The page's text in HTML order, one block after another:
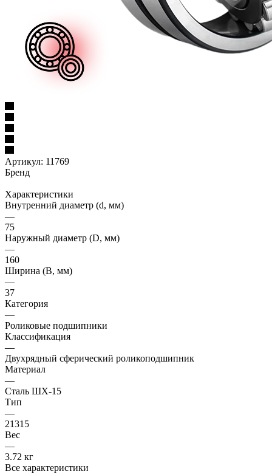
Артикул: 11769
Бренд
Характеристики
Внутренний диаметр (d, мм)
—
75
Наружный диаметр (D, мм)
—
160
Ширина (B, мм)
—
37
Категория
—
Роликовые подшипники
Классификация
—
Двухрядный сферический роликоподшипник
Материал
—
Сталь ШХ-15
Тип
—
21315
Вес
—
3.72 кг
Все характеристики